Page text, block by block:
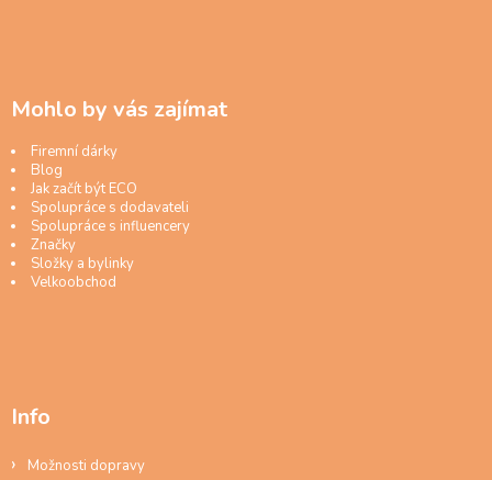
Mohlo by vás zajímat
Firemní dárky
Blog
Jak začít být ECO
Spolupráce s dodavateli
Spolupráce s influencery
Značky
Složky a bylinky
Velkoobchod
Info
Možnosti dopravy